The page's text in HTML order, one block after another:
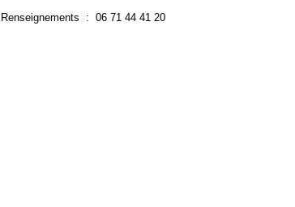
Renseignements : 06 71 44 41 20